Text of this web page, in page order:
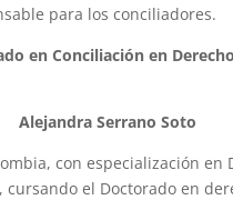
para los conciliadores.
en Conciliación en
Alejandra Serrano Soto
con especialización
el Doctorado en